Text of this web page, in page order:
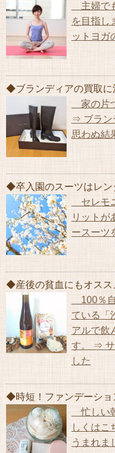
主婦で
を目指し
ットヨガ
◆ブランディアの買取
家の片
⇒ ブラン
思わぬ結
◆卒入園のスーツはレ
セレモ
リットが
ースーツ
◆産後の貧血にもオス
100％
ている「
アルで飲
す。 ⇒ サ
した
◆時短！ファンデーシ
忙しい
しくはこ
うまれま